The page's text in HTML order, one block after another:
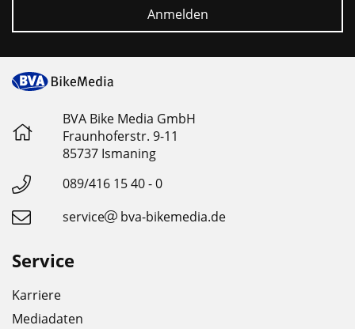
Anmelden
BVA Bike Media GmbH
Fraunhoferstr. 9-11
85737 Ismaning
089/416 15 40 - 0
service
bva-bikemedia.de
Service
Karriere
Mediadaten